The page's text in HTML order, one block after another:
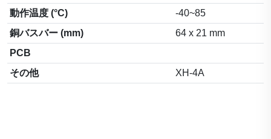
動作温度 (°C)
-40~85
銅バスバー (mm)
64 x 21 mm
PCB
その他
XH-4A